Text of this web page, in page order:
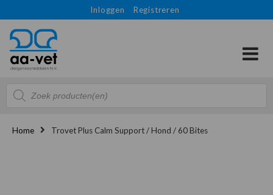
Inloggen Registreren
Producten
zoeken
Home Trovet Plus Calm Support / Hond / 60 Bites